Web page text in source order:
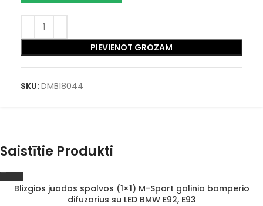
PIEVIENOT GROZAM
SKU: DMB18044
Saistītie Produkti
1–3 d. d.
Blizgios juodos spalvos (1×1) M-Sport galinio bamperio
difuzorius su LED BMW E92, E93